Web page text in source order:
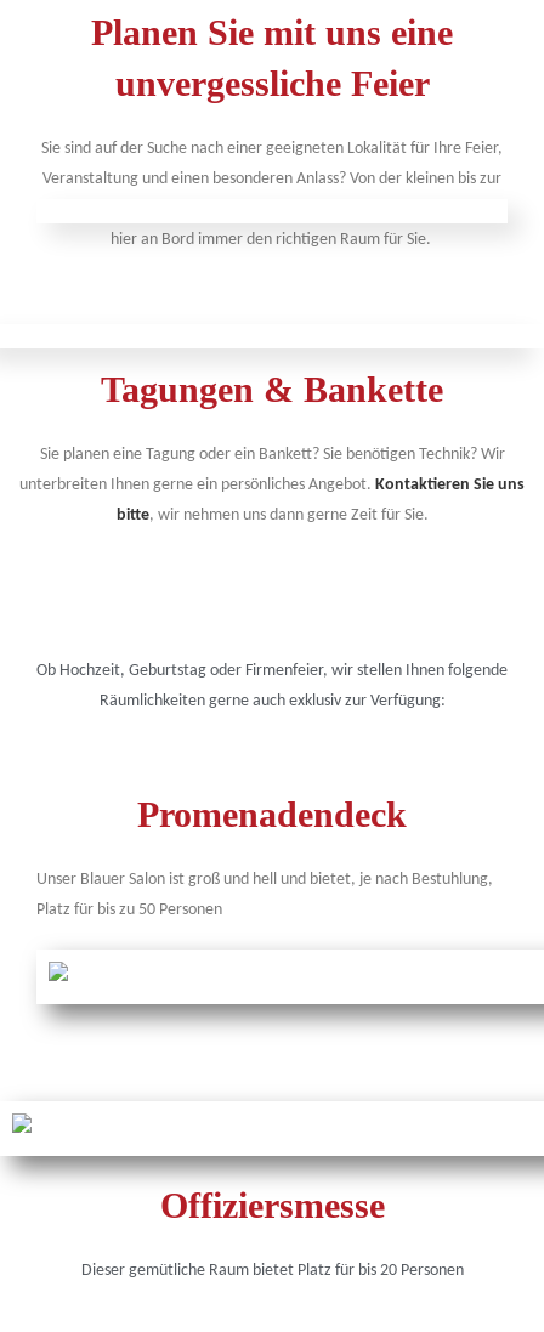
Planen Sie mit uns eine
unvergessliche Feier
Sie sind auf der Suche nach einer geeigneten Lokalität für Ihre Feier,
Veranstaltung und einen besonderen Anlass? Von der kleinen bis zur
hier an Bord immer den richtigen Raum für Sie.
Tagungen & Bankette
Sie planen eine Tagung oder ein Bankett? Sie benötigen Technik? Wir
unterbreiten Ihnen gerne ein persönliches Angebot. Kontaktieren Sie uns
bitte, wir nehmen uns dann gerne Zeit für Sie.
Ob Hochzeit, Geburtstag oder Firmenfeier, wir stellen Ihnen folgende
Räumlichkeiten gerne auch exklusiv zur Verfügung:
Promenadendeck
Unser Blauer Salon ist groß und hell und bietet, je nach Bestuhlung,
Platz für bis zu 50 Personen
Offiziersmesse
Dieser gemütliche Raum bietet Platz für bis 20 Personen